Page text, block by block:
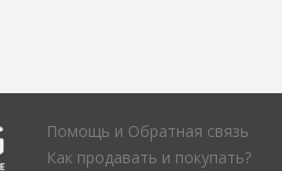
Помощь и Обратная связь
Как продавать и покупать?